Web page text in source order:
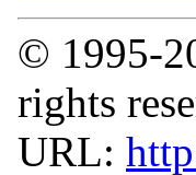
© 1995-
rights
URL: